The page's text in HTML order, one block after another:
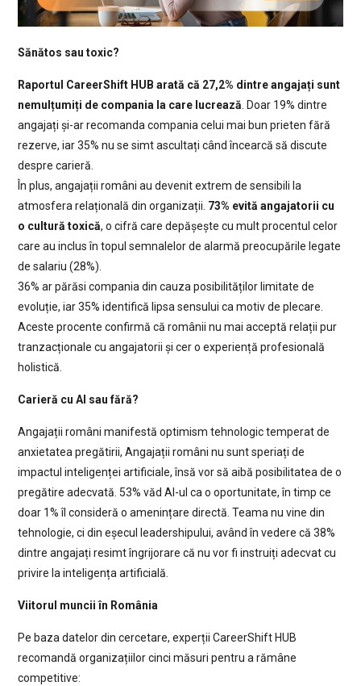
Sănătos sau toxic?
Raportul CareerShift HUB arată că 27,2% dintre angajați sunt
nemulțumiți de compania la care lucrează. Doar 19% dintre
angajați și-ar recomanda compania celui mai bun prieten fără
rezerve, iar 35% nu se simt ascultați când încearcă să discute
despre carieră.
În plus, angajații români au devenit extrem de sensibili la
atmosfera relațională din organizații. 73% evită angajatorii cu
o cultură toxică, o cifră care depășește cu mult procentul celor
care au inclus în topul semnalelor de alarmă preocupările legate
de salariu (28%).
36% ar părăsi compania din cauza posibilităților limitate de
evoluție, iar 35% identifică lipsa sensului ca motiv de plecare.
Aceste procente confirmă că românii nu mai acceptă relații pur
tranzacționale cu angajatorii și cer o experiență profesională
holistică.
Carieră cu AI sau fără?
Angajații români manifestă optimism tehnologic temperat de
anxietatea pregătirii, Angajații români nu sunt speriați de
impactul inteligenței artificiale, însă vor să aibă posibilitatea de o
pregătire adecvată. 53% văd AI-ul ca o oportunitate, în timp ce
doar 1% îl consideră o amenințare directă. Teama nu vine din
tehnologie, ci din eșecul leadershipului, având în vedere că 38%
dintre angajați resimt îngrijorare că nu vor fi instruiți adecvat cu
privire la inteligența artificială.
Viitorul muncii în România
Pe baza datelor din cercetare, experții CareerShift HUB
recomandă organizațiilor cinci măsuri pentru a rămâne
competitive: